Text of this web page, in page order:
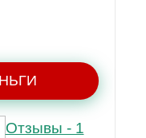
Отзывы - 1